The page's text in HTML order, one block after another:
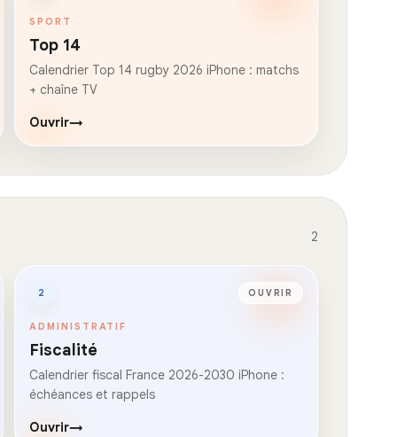
SPORT
Top 14
Calendrier Top 14 rugby 2026 iPhone : matchs
+ chaîne TV
Ouvrir→
2
2 OUVRIR
ADMINISTRATIF
Fiscalité
Calendrier fiscal France 2026-2030 iPhone :
échéances et rappels
Ouvrir→